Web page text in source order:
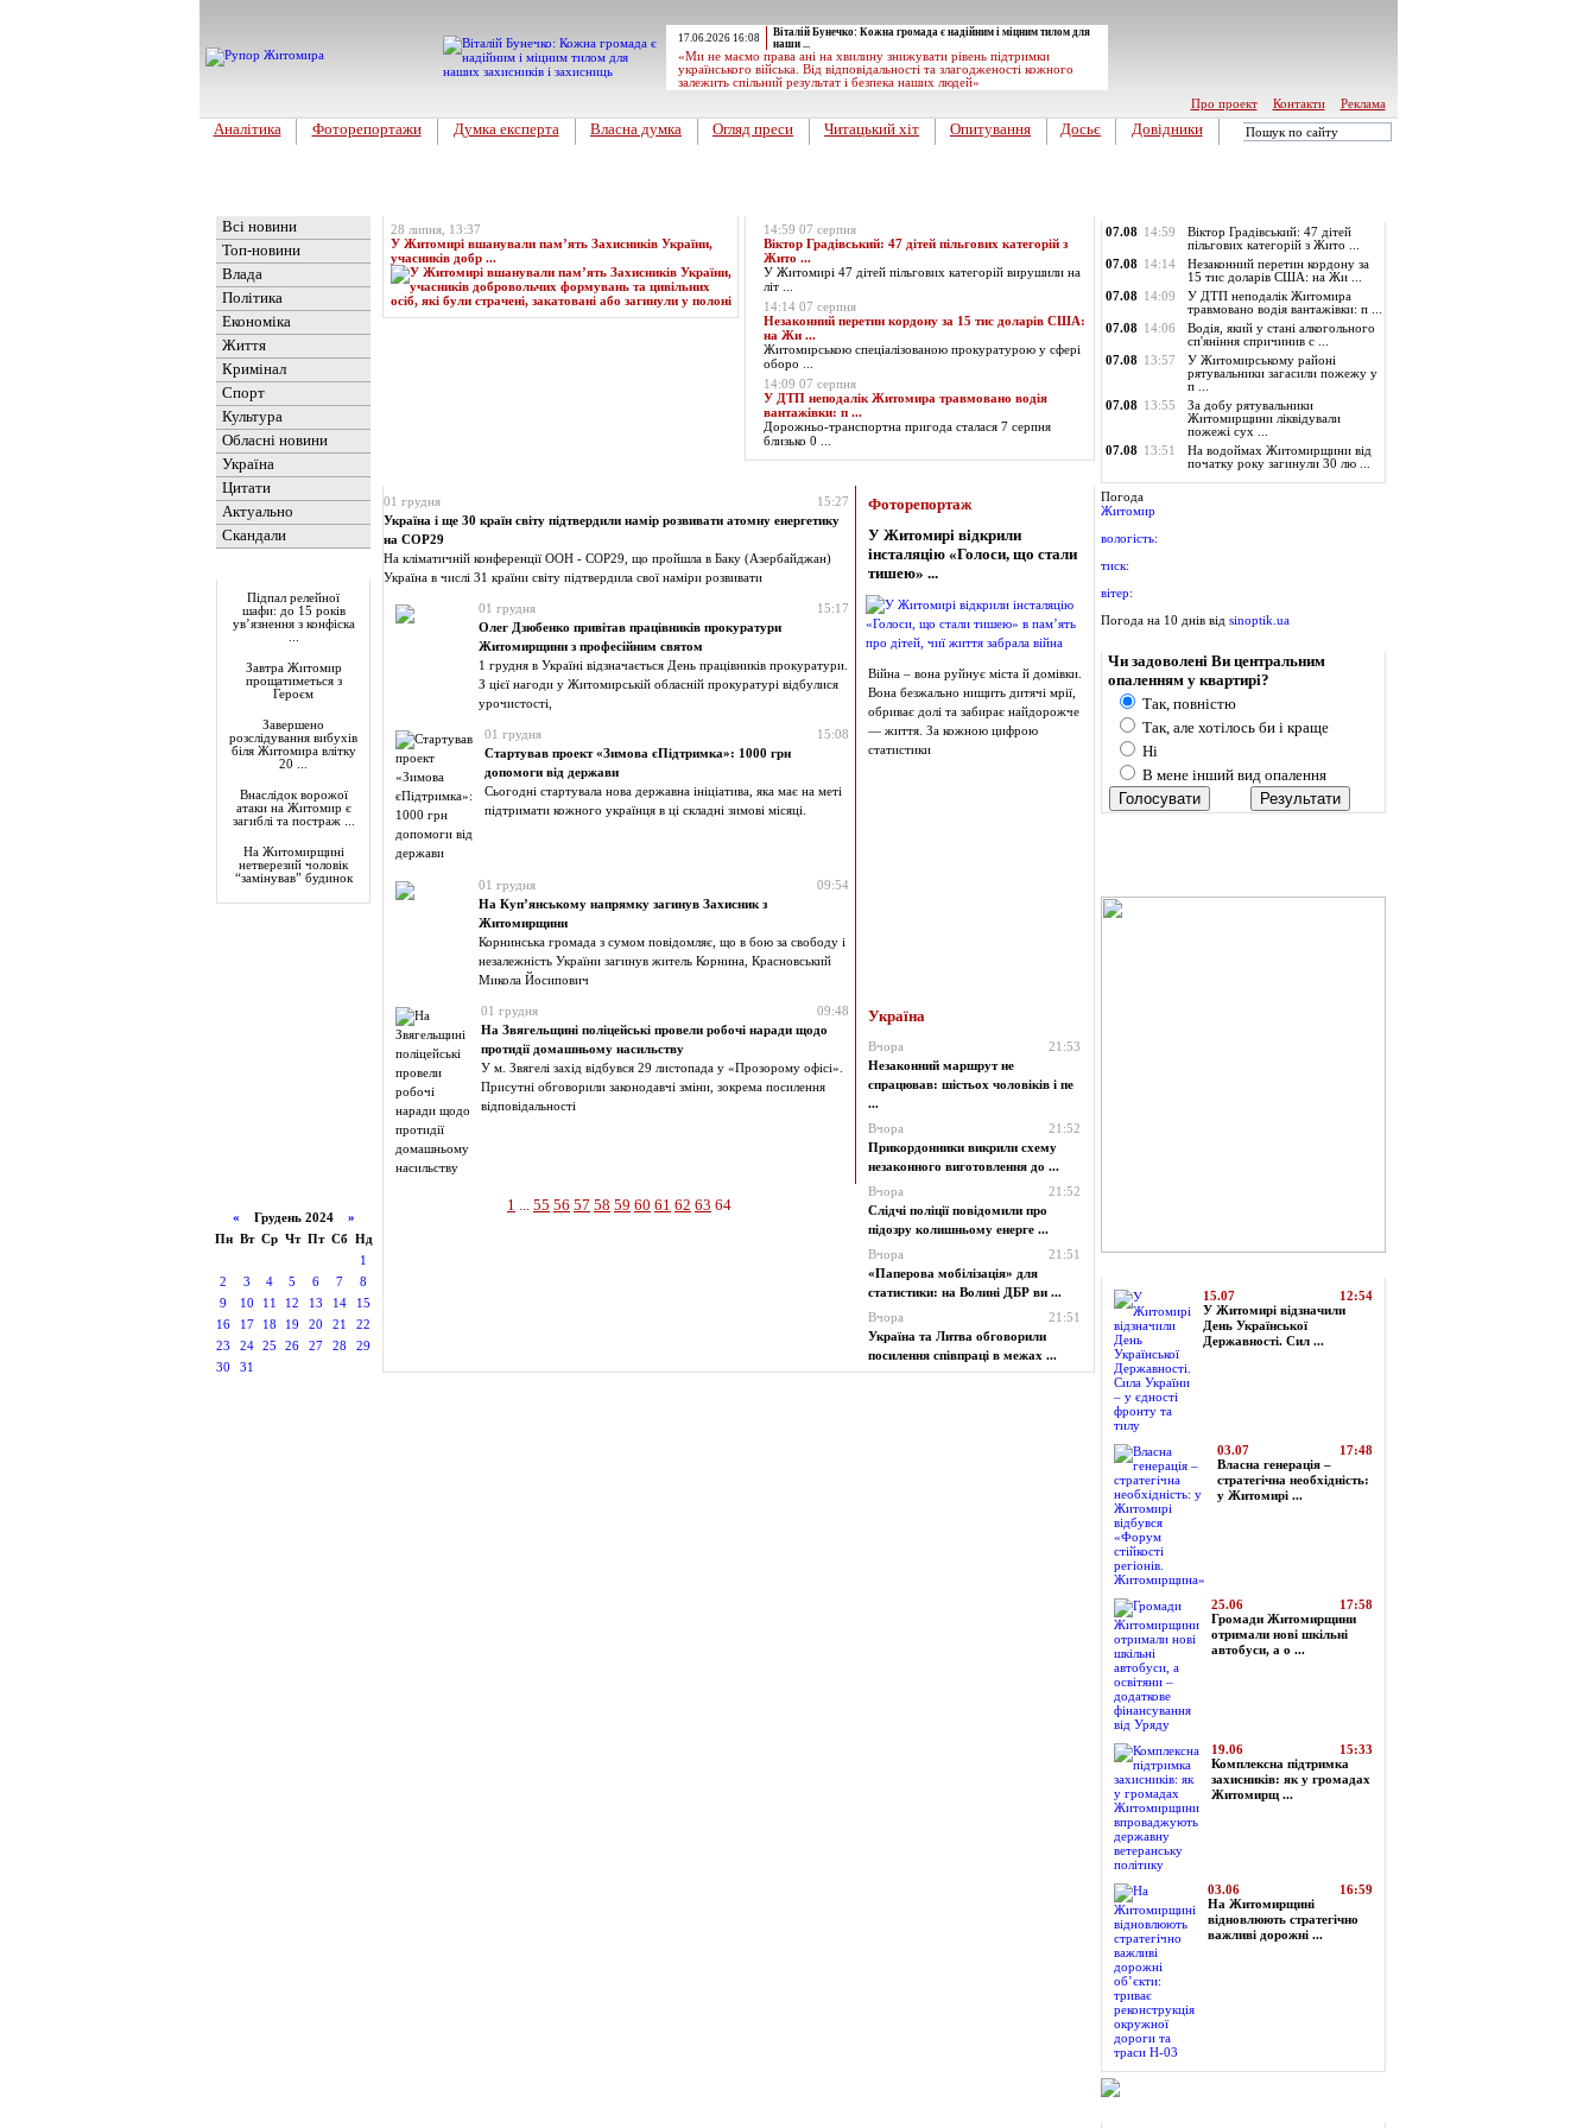
17.06.2026 16:08
Віталій Бунечко: Кожна громада є надійним і міцним тилом для
наши ...
«Ми не маємо права ані на хвилину знижувати рівень підтримки
українського війська. Від відповідальності та злагодженості кожного
залежить спільний результат і безпека наших людей»
Про проект
Контакти Реклама
Аналітика Фоторепортажи Думка експерта Власна думка Огляд преси Читацький хіт Опитування Досьє Довідники
Всі новини
Топ-новини
Влада
Політика
Економіка
Життя
Кримінал
Спорт
Культура
Обласні новини
Україна
Цитати
Актуально
Скандали
Підпал релейної
шафи: до 15 років
ув’язнення з конфіска
Завтра Житомир
прощатиметься з
Героєм
Завершено
розслідування вибухів
біля Житомира влітку
20 ...
Внаслідок ворожої
атаки на Житомир є
загиблі та постраж ...
На Житомирщині
нетверезий чоловік
“замінував” будинок
« Грудень 2024 »
Пн Вт Ср Чт Пт Сб Нд
1
2
3 4 5 6 7
8
9
10 11 12 13 14
15
16
17 18 19 20 21
22
23
24 25 26 27 28
29
30
31
28 липня, 13:37
У Житомирі вшанували пам’ять Захисників України,
учасників добр ...
14:59 07 серпня
Віктор Градівський: 47 дітей пільгових категорій з
Жито ...
У Житомирі 47 дітей пільгових категорій вирушили на
літ ...
14:14 07 серпня
Незаконний перетин кордону за 15 тис доларів США:
на Жи ...
Житомирською спеціалізованою прокуратурою у сфері
оборо ...
14:09 07 серпня
У ДТП неподалік Житомира травмовано водія
вантажівки: п ...
Дорожньо-транспортна пригода сталася 7 серпня
близько 0 ...
01 грудня
15:27
Україна і ще 30 країн світу підтвердили намір розвивати атомну енергетику
на СОР29
На кліматичній конференції ООН - СОР29, що пройшла в Баку (Азербайджан)
Україна в числі 31 країни світу підтвердила свої наміри розвивати
Фоторепортаж
У Житомирі відкрили
інсталяцію «Голоси, що стали
тишею» ...
Війна – вона руйнує міста й домівки.
Вона безжально нищить дитячі мрії,
обриває долі та забирає найдорожче
— життя. За кожною цифрою
статистики
01 грудня
15:17
Олег Дзюбенко привітав працівників прокуратури
Житомирщини з професійним святом
1 грудня в Україні відзначається День працівників прокуратури.
З цієї нагоди у Житомирській обласній прокуратурі відбулися
урочистості,
01 грудня
15:08
Стартував проект «Зимова єПідтримка»: 1000 грн
допомоги від держави
Сьогодні стартувала нова державна ініціатива, яка має на меті
підтримати кожного українця в ці складні зимові місяці.
01 грудня
09:54
На Куп’янському напрямку загинув Захисник з
Житомирщини
Корнинська громада з сумом повідомляє, що в бою за свободу і
незалежність України загинув житель Корнина, Красновський
Микола Йосипович
01 грудня
09:48
На Звягельщині поліцейські провели робочі наради щодо
протидії домашньому насильству
У м. Звягелі захід відбувся 29 листопада у «Прозорому офісі».
Присутні обговорили законодавчі зміни, зокрема посилення
відповідальності
Україна
Вчора
21:53
Незаконний маршрут не
спрацював: шістьох чоловіків і пе
...
Вчора
21:52
Прикордонники викрили схему
незаконного виготовлення до ...
Вчора
21:52
Слідчі поліції повідомили про
підозру колишньому енерге ...
Вчора
21:51
«Паперова мобілізація» для
статистики: на Волині ДБР ви ...
Вчора
21:51
Україна та Литва обговорили
посилення співпраці в межах ...
1 ... 55 56 57 58 59 60 61 62 63 64
07.08 14:59
Віктор Градівський: 47 дітей
пільгових категорій з Жито ...
07.08 14:14
Незаконний перетин кордону за
15 тис доларів США: на Жи ...
07.08 14:09
У ДТП неподалік Житомира
травмовано водія вантажівки: п ...
07.08 14:06
Водія, який у стані алкогольного
сп'яніння спричинив с ...
07.08 13:57
У Житомирському районі
рятувальники загасили пожежу у
п ...
07.08 13:55
За добу рятувальники
Житомирщини ліквідували
пожежі сух ...
07.08 13:51
На водоймах Житомирщини від
початку року загинули 30 лю ...
Погода
Житомир
вологість:
тиск:
вітер:
Погода на 10 днів від sinoptik.ua
Чи задоволені Ви центральним
опаленням у квартирі?
Так, повністю
Так, але хотілось би і краще
Ні
В мене інший вид опалення
15.07
12:54
У Житомирі відзначили
День Української
Державності. Сил ...
03.07
17:48
Власна генерація –
стратегічна необхідність:
у Житомирі ...
25.06
17:58
Громади Житомирщини
отримали нові шкільні
автобуси, а о ...
19.06
15:33
Комплексна підтримка
захисників: як у громадах
Житомирщ ...
03.06
16:59
На Житомирщині
відновлюють стратегічно
важливі дорожні ...